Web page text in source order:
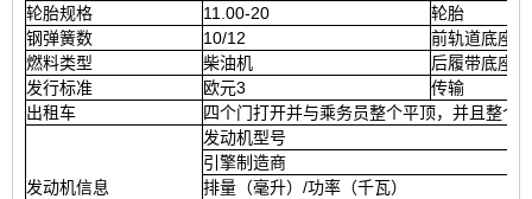
轮胎规格 11.00-20
轮胎
钢弹簧数
10/12
前轨道底座
燃料类型
柴油机
后履带底座
发行标准
欧元3
传输
出租车
四个门打开并与乘务员整个平顶，并且整个
发动机信息
发动机型号
引擎制造商
排量（毫升）/功率（千瓦）